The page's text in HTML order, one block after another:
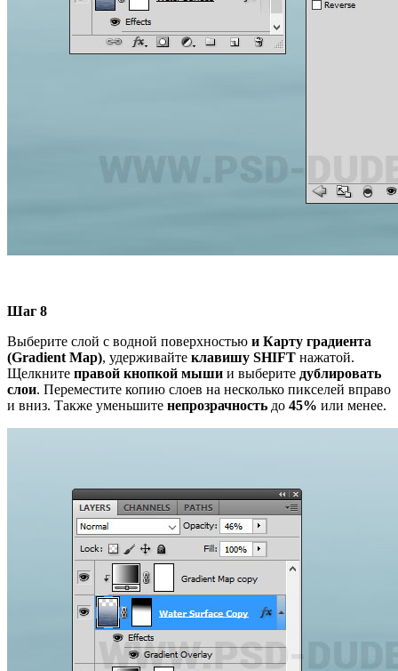
Шаг 8
Выберите слой с водной поверхностью и Карту градиента
(Gradient Map), удерживайте клавишу SHIFT нажатой.
Щелкните правой кнопкой мыши и выберите дублировать
слои. Переместите копию слоев на несколько пикселей вправо
и вниз. Также уменьшите непрозрачность до 45% или менее.